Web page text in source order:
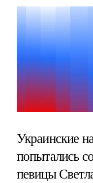
Украинские
попытались
певицы